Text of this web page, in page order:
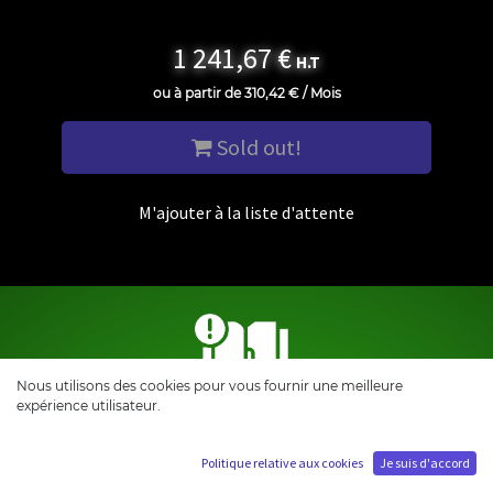
1 241,67€ H.T
ou à partir de310,42€ / Mois
Sold out!
M'ajouter à la liste d'attente
Pour un assemblage optimale de votre statue de
Nous utilisons des cookies pour vous fournir une meilleure
expérience utilisateur.
Politique relative aux cookies Je suis d'accord